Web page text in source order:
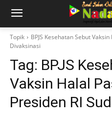
Topik
BPJS Kesehatan Sebut
Divaksinasi
Tag: BPJS
Vaksin Halal
Presiden RI